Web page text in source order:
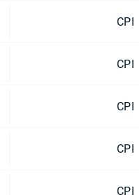
CPI
CPI
CPI
CPI
CPI